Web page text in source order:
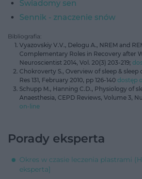
Świadomy sen
Sennik - znaczenie snów
Bibliografia:
Vyazovskiy V.V., Delogu A., NREM and
Complementary Roles in Recovery after
Neuroscientist 2014, Vol. 20(3) 203-219;
Chokroverty S., Overview of sleep & sleep
Res 131, February 2010, pp 126-140 dostęp
Schupp M., Hanning C.D., Physiology of
Anaesthesia, CEPD Reviews, Volume 3,
on-line
Porady eksperta
Okres w czasie leczenia plastrami
eksperta]